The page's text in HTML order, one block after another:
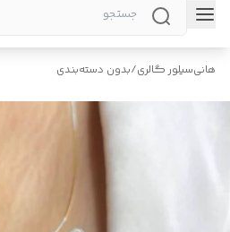
هانی‌سیلور گالری/بدون دسته‌بندی